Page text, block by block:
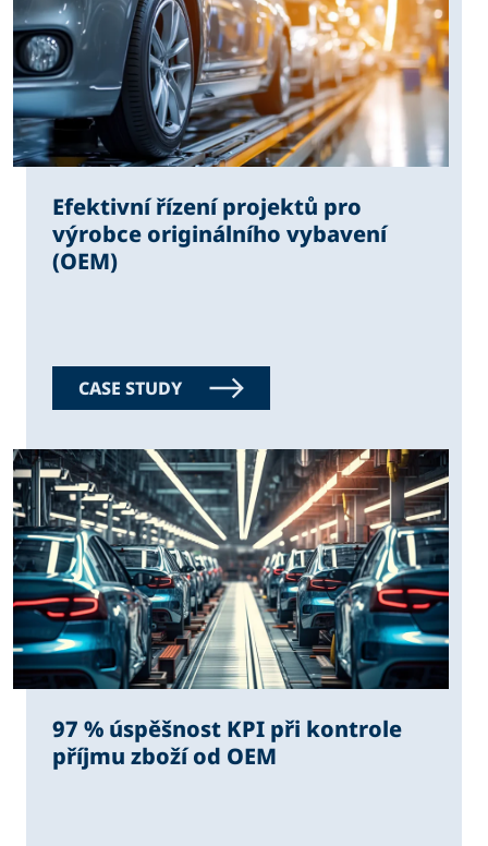
Efektivní řízení projektů pro
výrobce originálního vybavení
(OEM)
CASE STUDY
97 % úspěšnost KPI při kontrole
příjmu zboží od OEM